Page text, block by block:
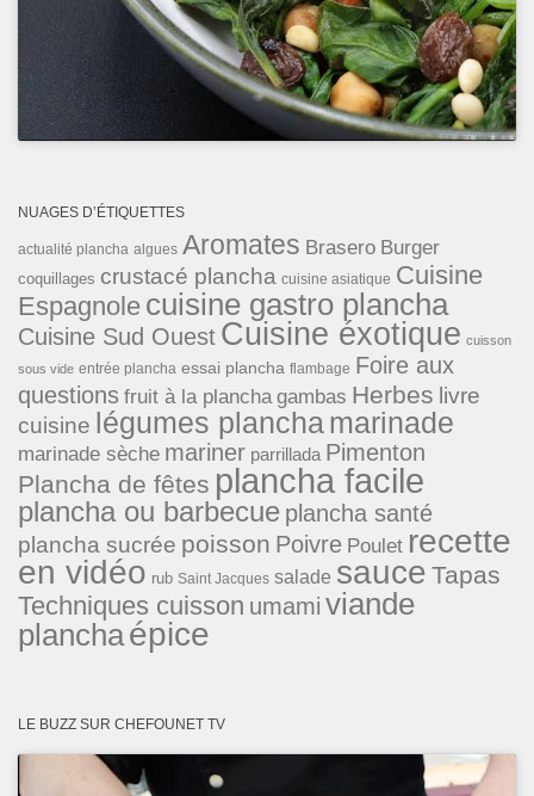
NUAGES D’ÉTIQUETTES
actualité plancha algues Aromates Brasero Burger
coquillages crustacé plancha cuisine asiatique Cuisine
Espagnole cuisine gastro plancha
Cuisine Sud Ouest Cuisine éxotique cuisson
sous vide entrée plancha essai plancha flambage Foire aux
questions fruit à la plancha gambas Herbes livre
cuisine légumes planchamarinade
marinade sèche mariner parrillada Pimenton
Plancha de fêtes plancha facile
plancha ou barbecue plancha santé
plancha sucrée poisson Poivre Poulet recette
en vidéo rub Saint Jacques salade sauce Tapas
Techniques cuisson umami viande
planchaépice
LE BUZZ SUR CHEFOUNET TV